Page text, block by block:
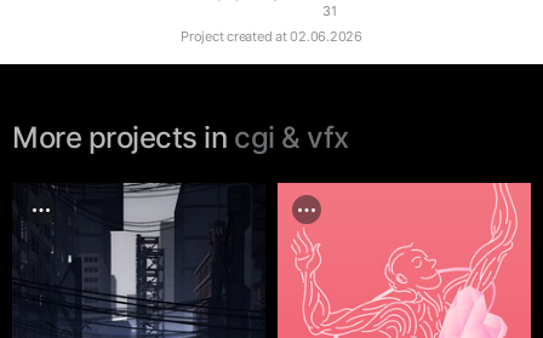
31
Project created at02.06.2026
More projects in cgi & vfx